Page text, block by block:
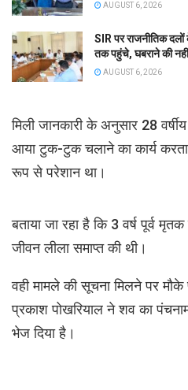
AUGUST 6, 2026
SIR पर राजनीतिक
तक पहुंचे, घबराने की
AUGUST 6, 2026
मिली जानकारी के अनुसार 28
आया टुक-टुक चलाने का कार्य
रूप से परेशान था।
बताया जा रहा है कि 3 वर्ष पूर्व
जीवन लीला समाप्त की थी।
वही मामले की सूचना मिलने पर मौके
प्रकाश पोखरियाल ने शव का
भेज दिया है।